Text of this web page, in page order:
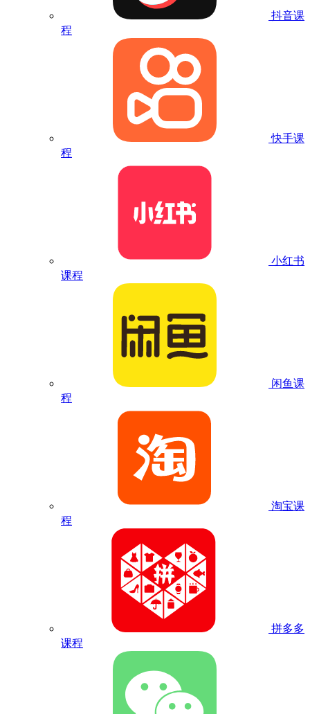
抖音课
程
快手课
程
小红书
课程
闲鱼课
程
淘宝课
程
拼多多
课程